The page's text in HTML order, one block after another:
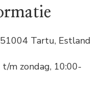
Tartu, Estland
t/m zondag, 10:00-